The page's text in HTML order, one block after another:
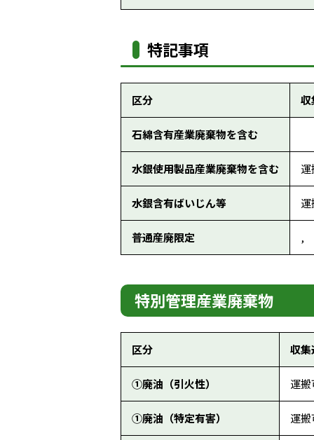
特記事項
区分 収
石綿含有産業廃棄物を含む
水銀使用製品産業廃棄物を含む
水銀含有ばいじん等
普通産廃限定 ,
特別管理産業廃棄物
区分 収集
①廃油（引火性） 運
①廃油（特定有害） 運